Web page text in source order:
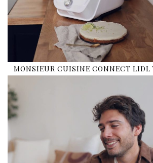
MONSIEUR CUISINE CONNECT LIDL